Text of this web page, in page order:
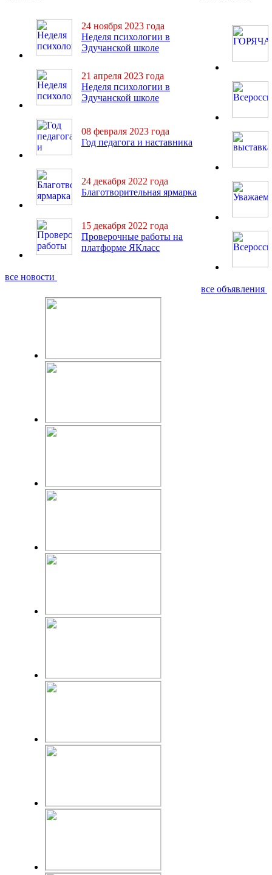
24 ноября 2023 года
Неделя психологии в
Эдучанской школе
21 апреля 2023 года
Неделя психологии в
Эдучанской школе
08 февраля 2023 года
Год педагога и наставника
24 декабря 2022 года
Благотворительная ярмарка
15 декабря 2022 года
Проверочные работы на
платформе ЯКласс
все новости
все объявления